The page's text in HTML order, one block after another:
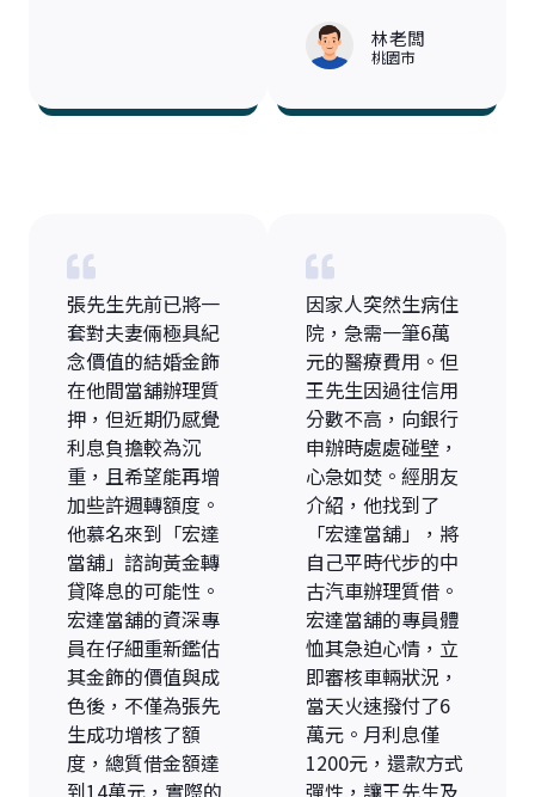
林老闆
桃園市
張先生先前已將一
套對夫妻倆極具紀
念價值的結婚金飾
在他間當舖辦理質
押，但近期仍感覺
利息負擔較為沉
重，且希望能再增
加些許週轉額度。
他慕名來到「宏達
當舖」諮詢黃金轉
貸降息的可能性。
宏達當舖的資深專
員在仔細重新鑑估
其金飾的價值與成
色後，不僅為張先
生成功增核了額
度，總質借金額達
因家人突然生病住
院，急需一筆6萬
元的醫療費用。但
王先生因過往信用
分數不高，向銀行
申辦時處處碰壁，
心急如焚。經朋友
介紹，他找到了
「宏達當舖」，將
自己平時代步的中
古汽車辦理質借。
宏達當舖的專員體
恤其急迫心情，立
即審核車輛狀況，
當天火速撥付了6
萬元。月利息僅
1200元，還款方式